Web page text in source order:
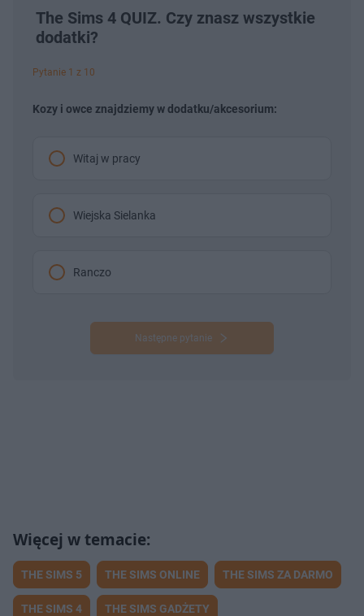
The Sims 4 QUIZ. Czy znasz wszystkie
dodatki?
Pytanie 1 z 10
Kozy i owce znajdziemy w dodatku/akcesorium:
Witaj w pracy
Wiejska Sielanka
Ranczo
Następne pytanie
THE SIMS 5 THE SIMS ONLINE THE SIMS ZA DARMO
THE SIMS 4 THE SIMS GADŻETY